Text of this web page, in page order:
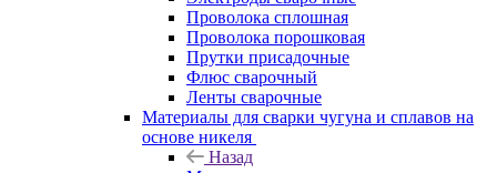
Проволока сплошная
Проволока порошковая
Прутки присадочные
Флюс сварочный
Ленты сварочные
Материалы для сварки чугуна и сплавов на
основе никеля
Назад